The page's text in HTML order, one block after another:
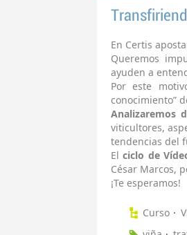
En Certis
Queremos
ayuden a
Por este
conocimiento”
Analizaremos
viticultores,
tendencias del
Elciclo de
César Marcos,
¡Te esperamos!
Curso